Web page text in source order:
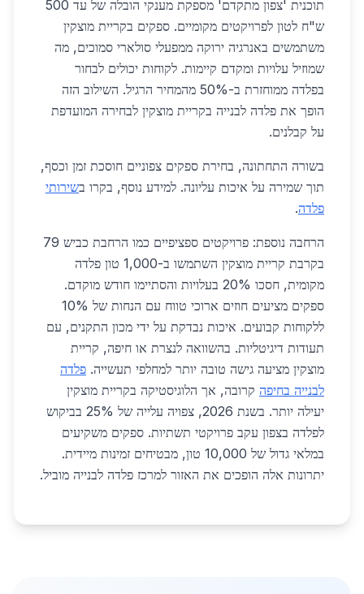
תוכנית 'צפון מתקדם' מספקת מענקי הובלה של עד 500
ש"ח לטון לפרויקטים מקומיים. ספקים בקריית מוצקין
משתמשים באנרגיה ירוקה ממפעלי סולארי סמוכים, מה
שמוזיל עלויות ומקדם קיימות. לקוחות יכולים לבחור
בפלדה ממוחזרת ב-50% מהמחיר הרגיל. השילוב הזה
הופך את פלדה לבנייה בקריית מוצקין לבחירה המועדפת
על קבלנים.
בשורה התחתונה, בחירת ספקים צפוניים חוסכת זמן וכסף,
תוך שמירה על איכות עליונה. למידע נוסף, בקרו בשירותי
פלדה.
הרחבה נוספת: פרויקטים ספציפיים כמו הרחבת כביש 79
בקרבת קריית מוצקין השתמשו ב-1,000 טון פלדה
מקומית, חסכו 20% בעלויות והסתיימו חודש מוקדם.
ספקים מציעים חוזים ארוכי טווח עם הנחות של 10%
ללקוחות קבועים. איכות נבדקת על ידי מכון התקנים, עם
תעודות דיגיטליות. בהשוואה לנצרת או חיפה, קריית
מוצקין מציעה גישה טובה יותר למחלפי תעשייה. פלדה
לבנייה בחיפה קרובה, אך הלוגיסטיקה בקריית מוצקין
יעילה יותר. בשנת 2026, צפויה עלייה של 25% בביקוש
לפלדה בצפון עקב פרויקטי תשתיות. ספקים משקיעים
במלאי גדול של 10,000 טון, מבטיחים זמינות מיידית.
יתרונות אלה הופכים את האזור למרכז פלדה לבנייה מוביל.